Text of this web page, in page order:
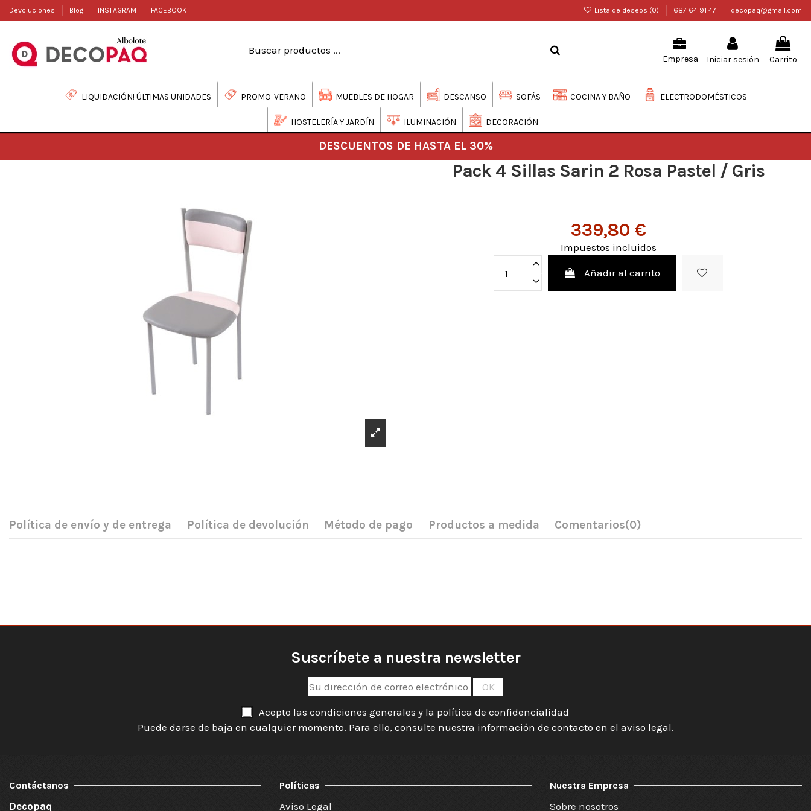
Devoluciones Blog INSTAGRAM FACEBOOK Lista de deseos (0) 687 64 91 47 decopaq@gmail.com
Empresa Iniciar sesión Carrito
LIQUIDACIÓN! ÚLTIMAS UNIDADES PROMO-VERANO MUEBLES DE HOGAR DESCANSO SOFÁS COCINA Y BAÑO ELECTRODOMÉSTICOS
HOSTELERÍA Y JARDÍN ILUMINACIÓN DECORACIÓN
DESCUENTOS DE HASTA EL 30%
Pack 4 Sillas Sarin 2 Rosa Pastel / Gris
339,80 €
Impuestos incluidos
Añadir al carrito
Política de envío y de entrega Política de devolución Método de pago Productos a medida Comentarios(0)
Suscríbete a nuestra newsletter
Acepto las condiciones generales y la política de confidencialidad
Puede darse de baja en cualquier momento. Para ello, consulte nuestra información de contacto en el aviso legal.
Contáctanos
Decopaq
Políticas
Aviso Legal
Nuestra Empresa
Sobre nosotros